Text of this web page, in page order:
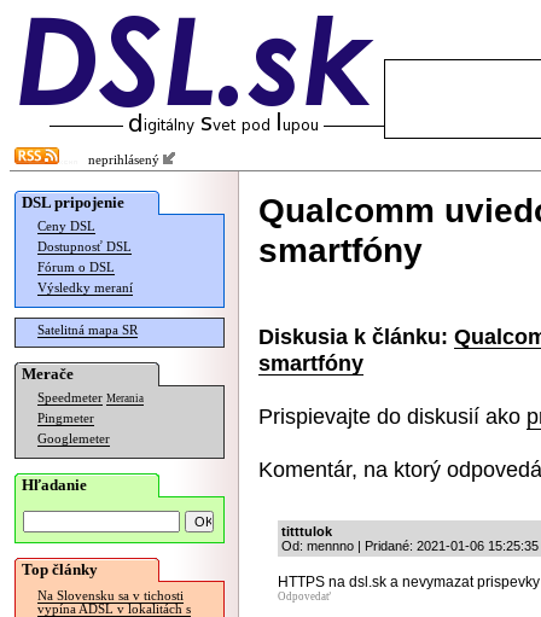
neprihlásený
DSL pripojenie
Ceny DSL
Dostupnosť DSL
Fórum o DSL
Výsledky meraní
Satelitná mapa SR
Merače
Speedmeter Merania
Pingmeter
Googlemeter
Hľadanie
Top články
Na Slovensku sa v tichosti
vypína ADSL v lokalitách s
Qualcomm
smartfóny
Diskusia k článku:
smartfóny
Prispievajte do diskusií ako
Komentár, na ktorý
titttulok
Od: mennno | Pridané: 2021-01-06 15:25:35
HTTPS na dsl.sk a nevymazat
Odpovedať